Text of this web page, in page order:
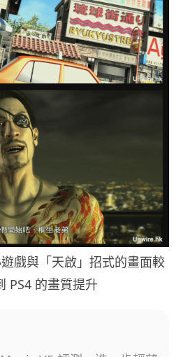
戲與「天啟」招式的畫面較
PS4 的畫質提升